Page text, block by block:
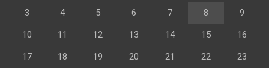
3 4 5 6 7 8 9
10 11 12 13 14 15 16
17 18 19 20 21 22 23